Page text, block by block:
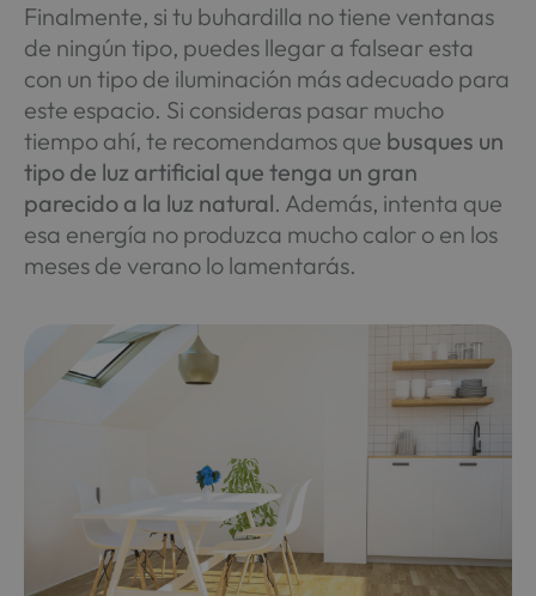
Finalmente, si tu buhardilla no tiene ventanas
de ningún tipo, puedes llegar a falsear esta
con un tipo de iluminación más adecuado para
este espacio. Si consideras pasar mucho
tiempo ahí, te recomendamos que busques un
tipo de luz artificial que tenga un gran
parecido a la luz natural. Además, intenta que
esa energía no produzca mucho calor o en los
meses de verano lo lamentarás.